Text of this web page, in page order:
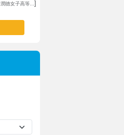
潤徳女子高等... ]